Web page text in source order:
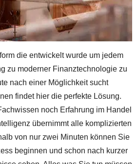
die entwickelt wurde um jedem
zu moderner Finanztechnologie zu
nach einer Möglichkeit sucht
findet hier die perfekte Lösung.
noch Erfahrung im Handel
übernimmt alle komplizierten
von nur zwei Minuten können Sie
beginnen und schon nach kurzer